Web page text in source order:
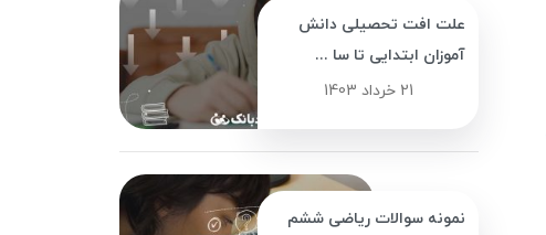
علت افت تحصیلی دانش
آموزان ابتدایی تا سا ...
21 خرداد 1403
نمونه سوالات ریاضی ششم